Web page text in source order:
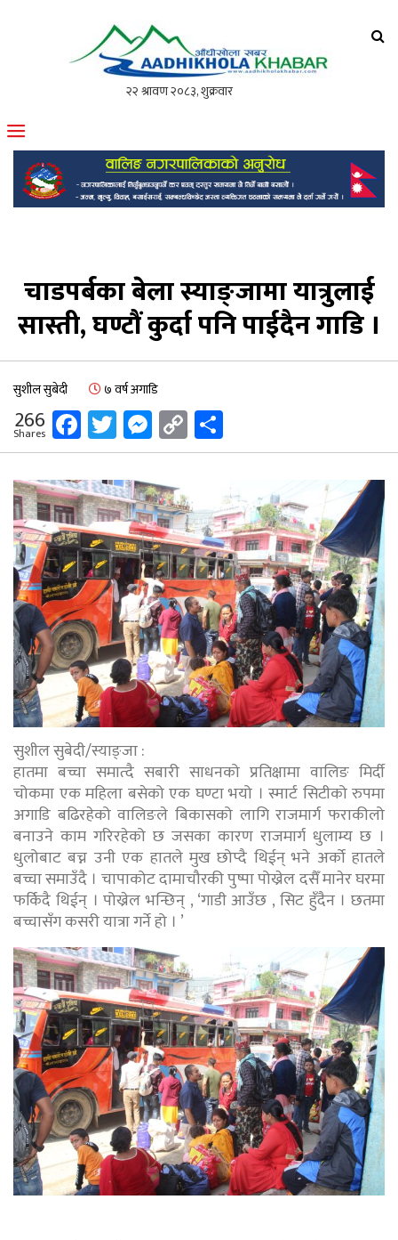
मोफसलकै लोकप्रिय अनलाइन पत्रिका
चाडपर्बका बेला स्याङ्जामा यात्रुलाई
सास्ती, घण्टौं कुर्दा पनि पाईदैन गाडि ।
सुशील सुबेदी ७ वर्ष अगाडि
266
Shares Facebook
Twitter
Messenger
Copy
Link
सुशील सुबेदी/स्याङ्जा :
हातमा बच्चा समात्दै सबारी साधनको प्रतिक्षामा वालिङ मिर्दी
चोकमा एक महिला बसेको एक घण्टा भयो । स्मार्ट सिटीको रुपमा
अगाडि बढिरहेको वालिङले बिकासको लागि राजमार्ग फराकीलो
बनाउने काम गरिरहेको छ जसका कारण राजमार्ग धुलाम्य छ ।
धुलोबाट बच्न उनी एक हातले मुख छोप्दै थिईन् भने अर्को हातले
बच्चा समाउँदै । चापाकोट दामाचौरकी पुष्पा पोख्रेल दसैँ मानेर घरमा
फर्किदै थिईन् । पोख्रेल भन्छिन् , ‘गाडी आउँछ , सिट हुँदैन । छतमा
बच्चासँग कसरी यात्रा गर्ने हो । ’